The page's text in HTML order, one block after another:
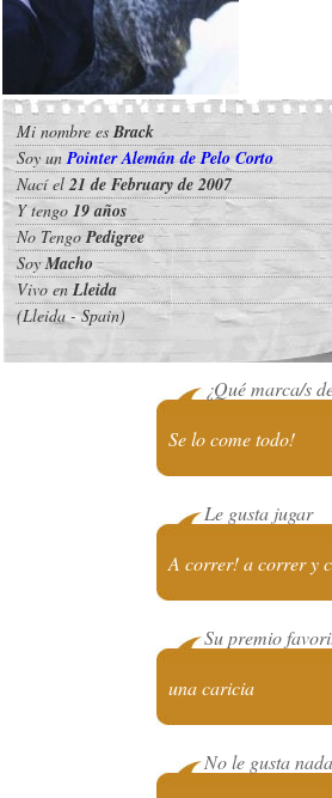
Mi nombre esBrack
Soy unPointer Alemán de Pelo Corto
Nací el21 de February de 2007
Y tengo 19 años
No TengoPedigree
SoyMacho
Vivo enLleida
(Lleida - Spain)
¿Qué marca/s
Se lo come todo!
Le gusta jugar
A correr! a correr y
Su premio
una caricia
No le gusta